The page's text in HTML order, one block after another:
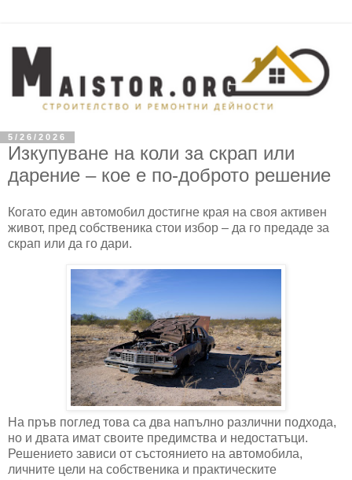
5/26/2026
Изкупуване на коли за скрап или
дарение – кое е по-доброто решение
Когато един автомобил достигне края на своя активен
живот, пред собственика стои избор – да го предаде за
скрап или да го дари.
На пръв поглед това са два напълно различни подхода,
но и двата имат своите предимства и недостатъци.
Решението зависи от състоянието на автомобила,
личните цели на собственика и практическите